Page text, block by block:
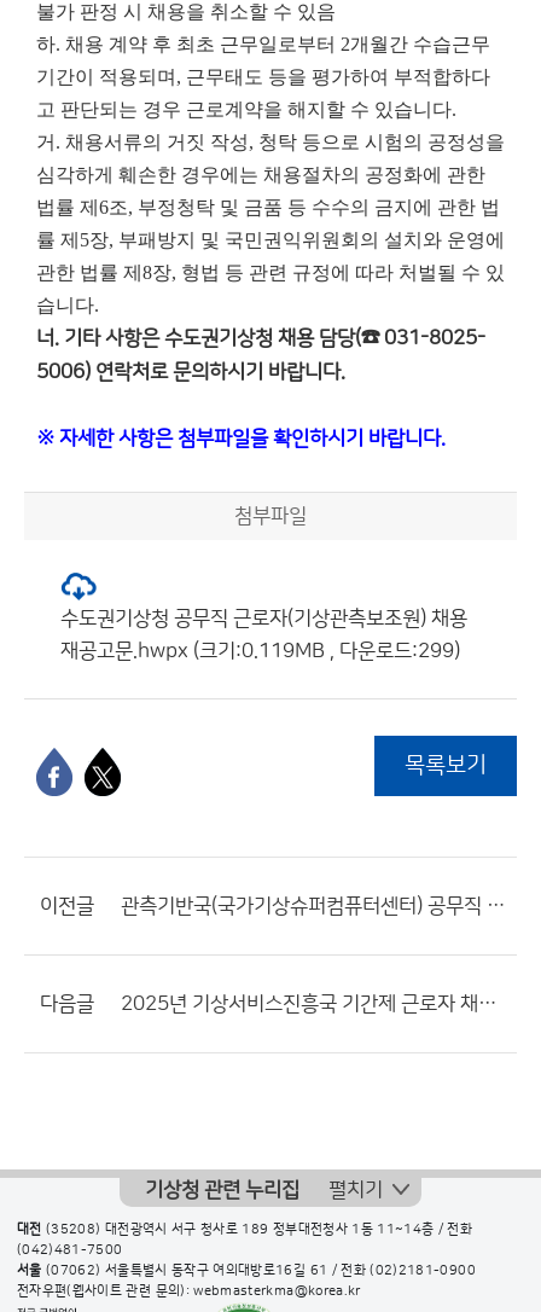
불가 판정 시 채용을 취소할 수 있음
하. 채용 계약 후 최초 근무일로부터 2개월간 수습근무
기간이 적용되며, 근무태도 등을 평가하여 부적합하다
고 판단되는 경우 근로계약을 해지할 수 있습니다.
거. 채용서류의 거짓 작성, 청탁 등으로 시험의 공정성을
심각하게 훼손한 경우에는 채용절차의 공정화에 관한
법률 제6조, 부정청탁 및 금품 등 수수의 금지에 관한 법
률 제5장, 부패방지 및 국민권익위원회의 설치와 운영에
관한 법률 제8장, 형법 등 관련 규정에 따라 처벌될 수 있
습니다.
너. 기타 사항은 수도권기상청 채용 담당(☎ 031-8025-
5006) 연락처로 문의하시기 바랍니다.
※ 자세한 사항은 첨부파일을 확인하시기 바랍니다.
첨부파일
수도권기상청 공무직 근로자(기상관측보조원) 채용
재공고문.hwpx (크기:0.119MB , 다운로드:299)
목록보기
이전글 관측기반국(국가기상슈퍼컴퓨터센터) 공무직 근로자(시설물관리원) 채용 최종합격자 공고
다음글 2025년 기상서비스진흥국 기간제 근로자 채용 공고문
기상청 관련 누리집 펼치기
대전 (35208) 대전광역시 서구 청사로 189 정부대전청사 1동 11~14층 / 전화
(042)481-7500
서울 (07062) 서울특별시 동작구 여의대방로16길 61 / 전화(02)2181-0900
전자우편(웹사이트 관련 문의): webmasterkma@korea.kr